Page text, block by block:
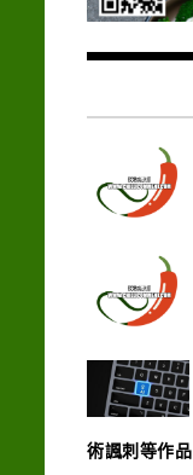
術諷刺等作品